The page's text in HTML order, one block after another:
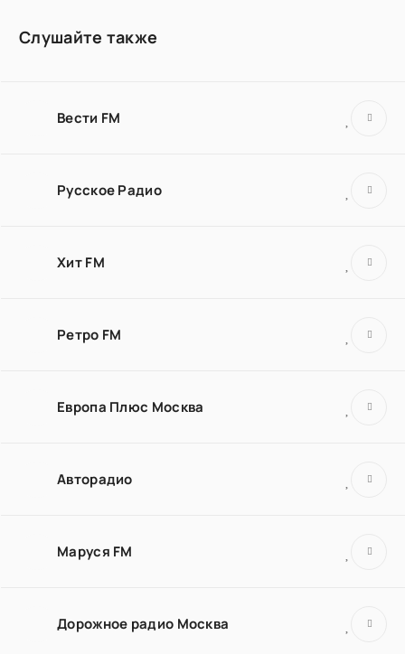
Слушайте также
Вести FM
Русское Радио
Хит FM
Ретро FM
Европа Плюс Москва
Авторадио
Маруся FM
Дорожное радио Москва